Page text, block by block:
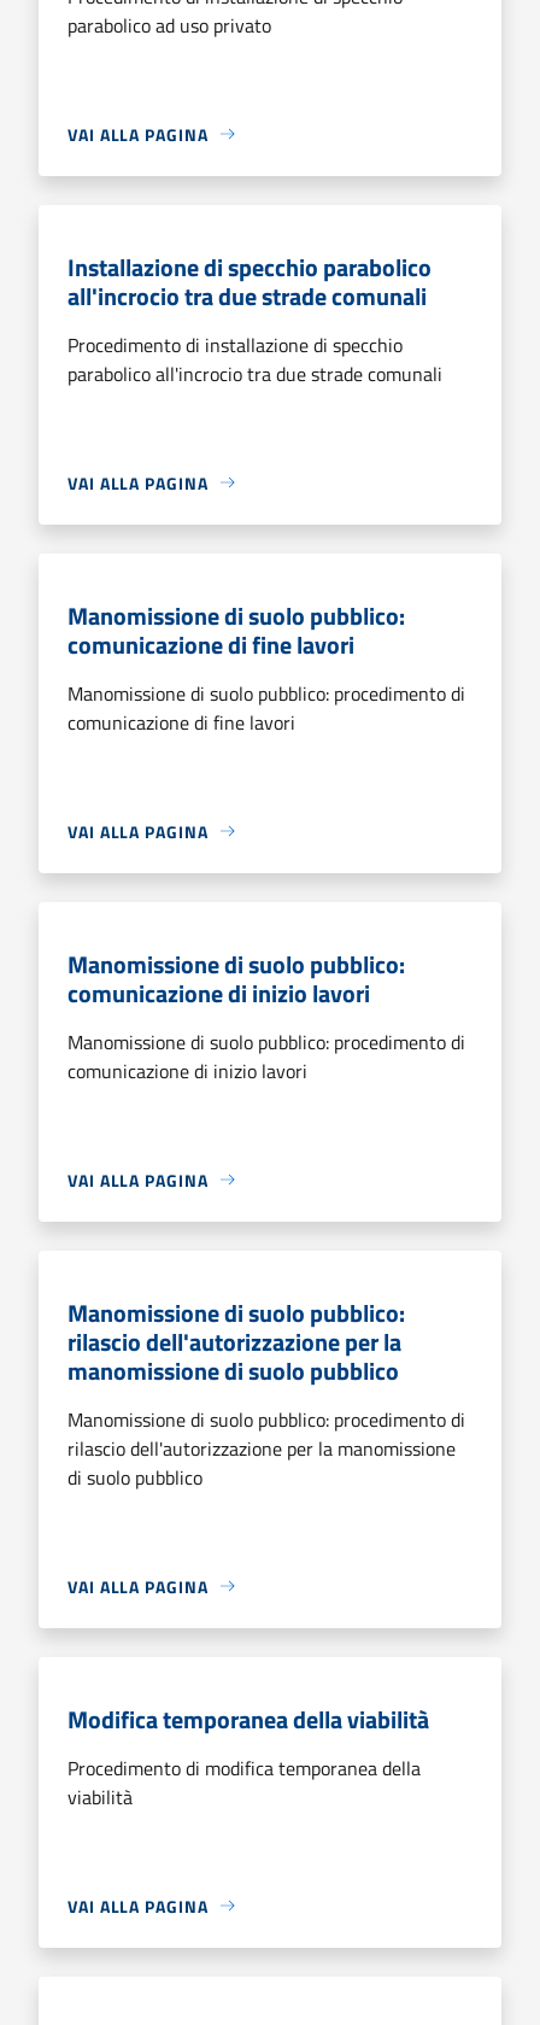
parabolico ad uso privato
VAI ALLA PAGINA
Installazione di specchio parabolico
all'incrocio tra due strade comunali
Procedimento di installazione di specchio
parabolico all'incrocio tra due strade comunali
VAI ALLA PAGINA
Manomissione di suolo pubblico:
comunicazione di fine lavori
Manomissione di suolo pubblico: procedimento di
comunicazione di fine lavori
VAI ALLA PAGINA
Manomissione di suolo pubblico:
comunicazione di inizio lavori
Manomissione di suolo pubblico: procedimento di
comunicazione di inizio lavori
VAI ALLA PAGINA
Manomissione di suolo pubblico:
rilascio dell'autorizzazione per la
manomissione di suolo pubblico
Manomissione di suolo pubblico: procedimento di
rilascio dell'autorizzazione per la manomissione
di suolo pubblico
VAI ALLA PAGINA
Modifica temporanea della viabilità
Procedimento di modifica temporanea della
viabilità
VAI ALLA PAGINA